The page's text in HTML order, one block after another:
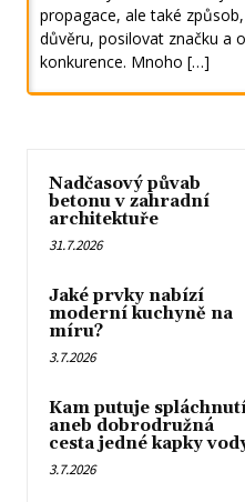
propagace, ale také
důvěru, posilovat značku a
konkurence. Mnoho […]
Nadčasový půvab
betonu v zahradní
architektuře
31.7.2026
Jaké prvky nabízí
moderní kuchyně na
míru?
3.7.2026
Kam putuje
aneb dobrodružná
cesta jedné kapky
3.7.2026